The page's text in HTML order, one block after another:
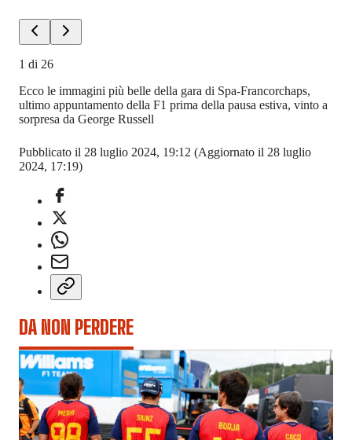
1 di 26
Ecco le immagini più belle della gara di Spa-Francorchaps,
ultimo appuntamento della F1 prima della pausa estiva, vinto a
sorpresa da George Russell
Pubblicato il 28 luglio 2024, 19:12 (Aggiornato il 28 luglio
2024, 17:19)
DA NON PERDERE